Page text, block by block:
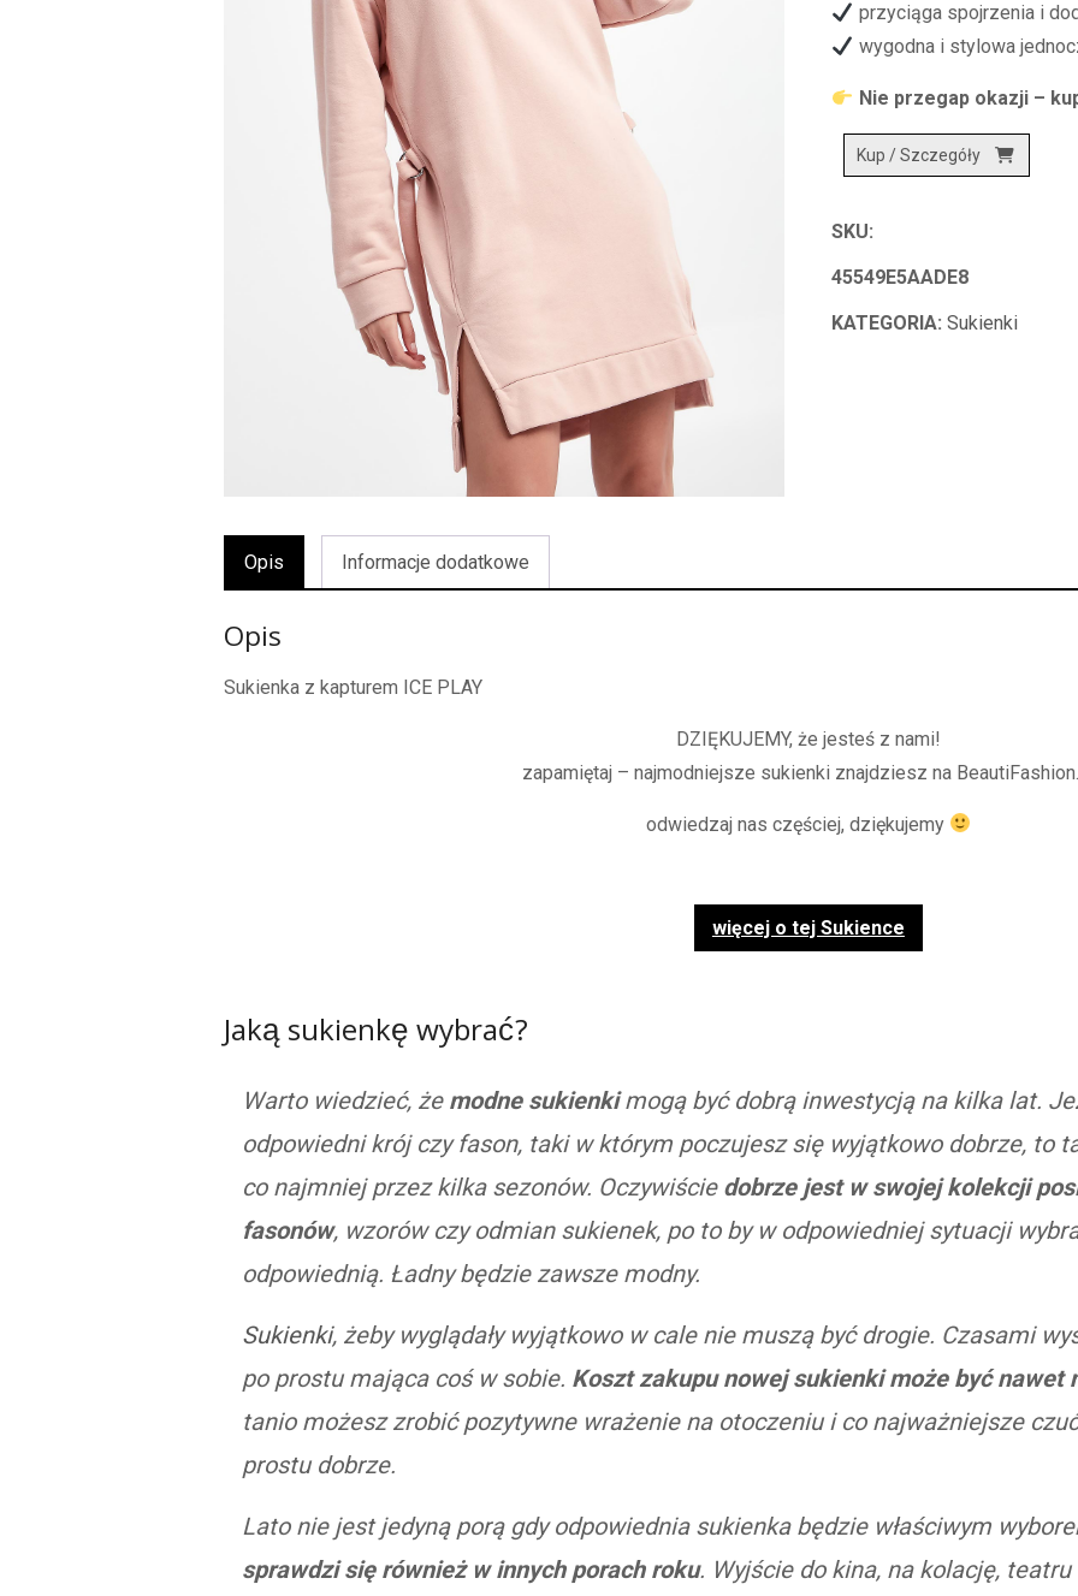
przyciąga spojrzenia i
wygodna i stylowa
Nie przegap okazji –
Kup / Szczegóły
SKU:
45549E5AADE8
KATEGORIA:Sukienki
Opis Informacje dodatkowe
Opis
Sukienka z kapturem ICE PLAY
DZIĘKUJEMY, że jesteś z nami!
zapamiętaj – najmodniejsze sukienki znajdziesz na
odwiedzaj nas częściej, dziękujemy
więcej o tej Sukience
Jaką sukienkę wybrać?
Warto wiedzieć, że modne sukienkimogą być dobrą inwestycją na kilka lat.
odpowiedni krój czy fason, taki w którym poczujesz się wyjątkowo dobrze, to
co najmniej przez kilka sezonów. Oczywiście dobrze jest w swojej kolekcji
fasonów, wzorów czy odmian sukienek, po to by w odpowiedniej sytuacji
odpowiednią. Ładny będzie zawsze modny.
Sukienki, żeby wyglądały wyjątkowo w cale nie muszą być drogie. Czasami
po prostu mająca coś w sobie. Koszt zakupu nowej sukienki może być nawet
tanio możesz zrobić pozytywne wrażenie na otoczeniu i co najważniejsze
prostu dobrze.
Lato nie jest jedyną porą gdy odpowiednia sukienka będzie właściwym
sprawdzi się również w innych porach roku. Wyjście do kina, na kolację,